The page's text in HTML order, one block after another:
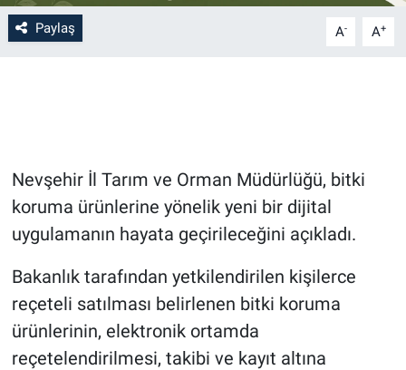
Paylaş A- A+
Nevşehir İl Tarım ve Orman Müdürlüğü, bitki
koruma ürünlerine yönelik yeni bir dijital
uygulamanın hayata geçirileceğini açıkladı.
Bakanlık tarafından yetkilendirilen kişilerce
reçeteli satılması belirlenen bitki koruma
ürünlerinin, elektronik ortamda
reçetelendirilmesi, takibi ve kayıt altına
Medya
Kayseri
Aksaray
Kırşehir